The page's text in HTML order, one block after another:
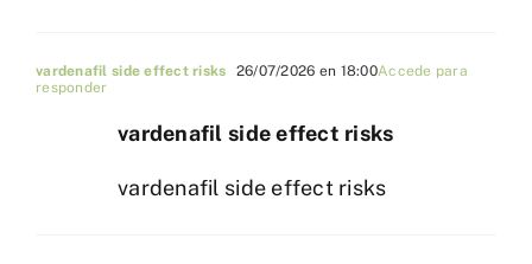
vardenafil side effect risks 26/07/2026 en 18:00Accede para
responder
vardenafil side effect risks
vardenafil side effect risks